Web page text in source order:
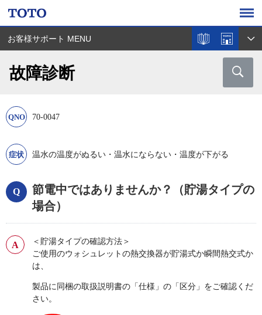
お客様サポート MENU
故障診断
70-0047
温水の温度がぬるい・温水にならない・温度が下がる
節電中ではありませんか？（貯湯タイプの
場合）
＜貯湯タイプの確認方法＞
ご使用のウォシュレットの熱交換器が貯湯式か瞬間熱交式か
は、
製品に同梱の取扱説明書の「仕様」の「区分」をご確認くだ
さい。